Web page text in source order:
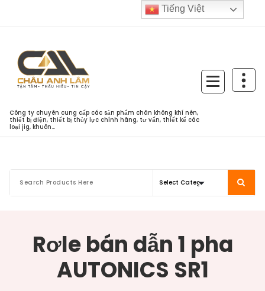
Công ty chuyên cung cấp các sản phẩm chân không khí nén,
thiết bị điện, thiết bị thủy lực chính hãng, tư vấn, thiết kế các
loại jig, khuôn...
Rơle bán dẫn 1 pha
AUTONICS SR1
Tiếng Việt